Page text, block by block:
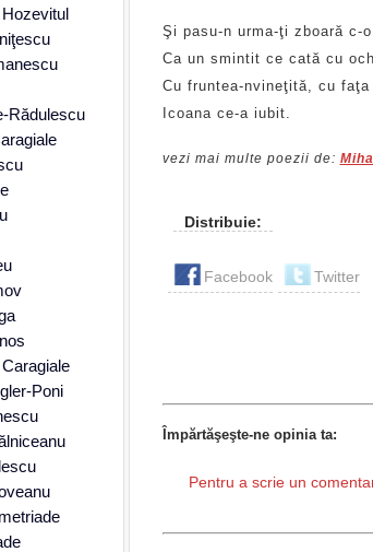
Şi pasu-n urma-ţi zboară c-
Ca un smintit ce cată cu
Cu fruntea-nvineţită, cu faţa
Icoana ce-a iubit.
vezi mai multe poezii de:
Distribuie:
Facebook Twitter
Împărtăşeşte-ne opinia ta:
Pentru a scrie un
Rădulescu
Poni